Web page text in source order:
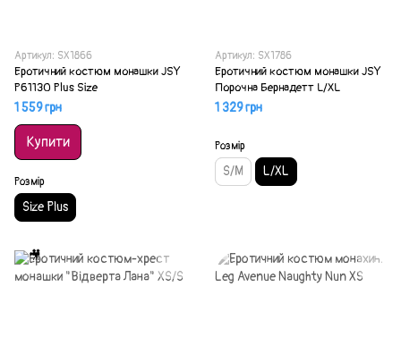
Артикул: SX1866
Еротичний костюм монашки JSY
P61130 Plus Size
1 559 грн
Купити
Розмір
Size Plus
Артикул: SX1786
Еротичний костюм монашки JSY
Порочна Бернадетт L/XL
1 329 грн
Розмір
S/M L/XL